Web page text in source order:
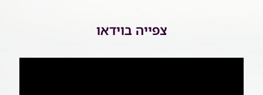
צפייה בוידאו